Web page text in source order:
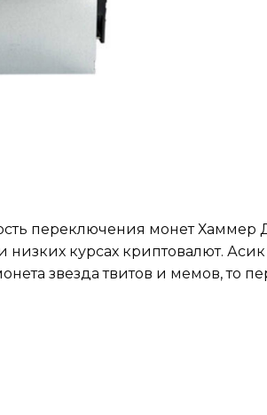
переключения монет Хаммер
курсах криптовалют.
звезда твитов и мемов, то